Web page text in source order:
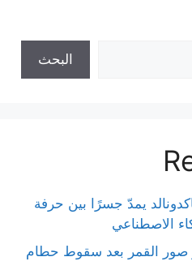
البحث
يمدّ جسرًا بين حرفة
الاصطناعي
صور القمر بعد سقوط حطام